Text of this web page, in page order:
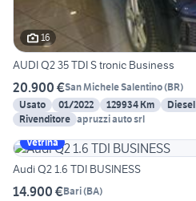
16
AUDI Q2 35 TDI S tronic Business
20.900 €San Michele Salentino(BR)
Usato
01/2022 129934 Km Diesel
Rivenditore apruzzi auto srl
Vetrina
Audi Q2 1.6 TDI BUSINESS
14.900 €Bari(BA)